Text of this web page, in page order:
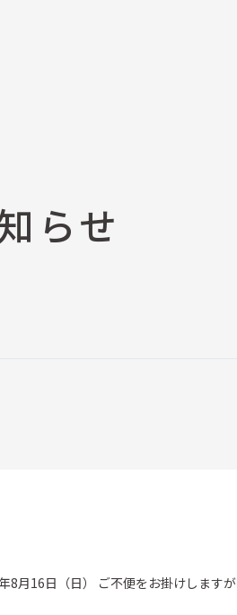
らせ
8月16日（日） ご不便をお掛けします